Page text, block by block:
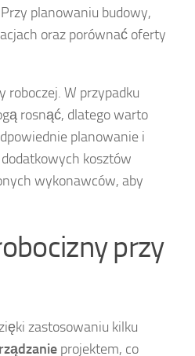
planowaniu budowy,
oraz porównać oferty
roboczej. W przypadku
rosnąć, dlatego warto
planowanie i
kosztów
wykonawców, aby
przy
zastosowaniu kilku
projektem, co